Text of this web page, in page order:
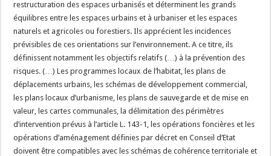
restructuration des espaces urbanisés et déterminent les grands
équilibres entre les espaces urbains et à urbaniser et les espaces
naturels et agricoles ou forestiers. Ils apprécient les incidences
prévisibles de ces orientations sur l’environnement. A ce titre, ils
définissent notamment les objectifs relatifs (…) à la prévention des
risques. (…) Les programmes locaux de l’habitat, les plans de
déplacements urbains, les schémas de développement commercial,
les plans locaux d’urbanisme, les plans de sauvegarde et de mise en
valeur, les cartes communales, la délimitation des périmètres
d’intervention prévus à l’article L. 143-1, les opérations foncières et les
opérations d’aménagement définies par décret en Conseil d’Etat
doivent être compatibles avec les schémas de cohérence territoriale et